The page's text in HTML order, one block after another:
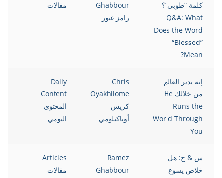
كلمة “طوبى”؟
Q&A: What
Does the Word
“Blessed”
Mean?
Ghabbour
رامز غبور
مقالات
إنه يدير العالم
من خلالك He
Runs the
World Through
You
Chris
Oyakhilome
كريس
أوياكيلومي
Daily
Content
المحتوى
اليومي
س & ج: هل
خلاص يسوع
Ramez
Ghabbour
Articles
مقالات